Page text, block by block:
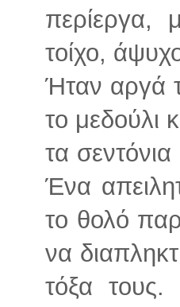
περίεργα,
τοίχο,
Ήταν αργά
το μεδούλι
τα
Ένα
το θολό
να
τόξα